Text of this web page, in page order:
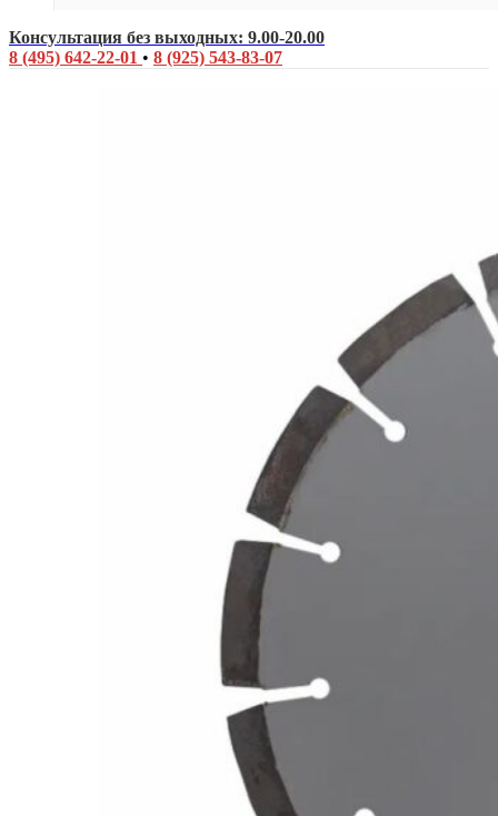
Консультация без выходных: 9.00-20.00
8 (495) 642-22-01 • 8 (925) 543-83-07